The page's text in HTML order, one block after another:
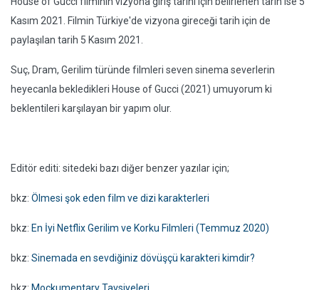
Kasım 2021. Filmin Türkiye'de vizyona gireceği tarih için de
paylaşılan tarih 5 Kasım 2021.
Suç, Dram, Gerilim türünde filmleri seven sinema severlerin
heyecanla bekledikleri House of Gucci (2021) umuyorum ki
beklentileri karşılayan bir yapım olur.
Editör editi: sitedeki bazı diğer benzer yazılar için;
bkz: Ölmesi şok eden film ve dizi karakterleri
bkz: En İyi Netflix Gerilim ve Korku Filmleri (Temmuz 2020)
bkz: Sinemada en sevdiğiniz dövüşçü karakteri kimdir?